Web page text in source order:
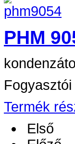
PHM
Fogyasztói
Termék
Első